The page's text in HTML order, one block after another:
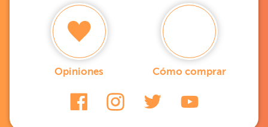
Opiniones Cómo comprar